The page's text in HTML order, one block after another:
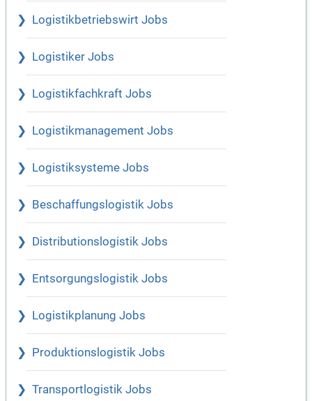
Logistikbetriebswirt Jobs
Logistiker Jobs
Logistikfachkraft Jobs
Logistikmanagement Jobs
Logistiksysteme Jobs
Beschaffungslogistik Jobs
Distributionslogistik Jobs
Entsorgungslogistik Jobs
Logistikplanung Jobs
Produktionslogistik Jobs
Transportlogistik Jobs